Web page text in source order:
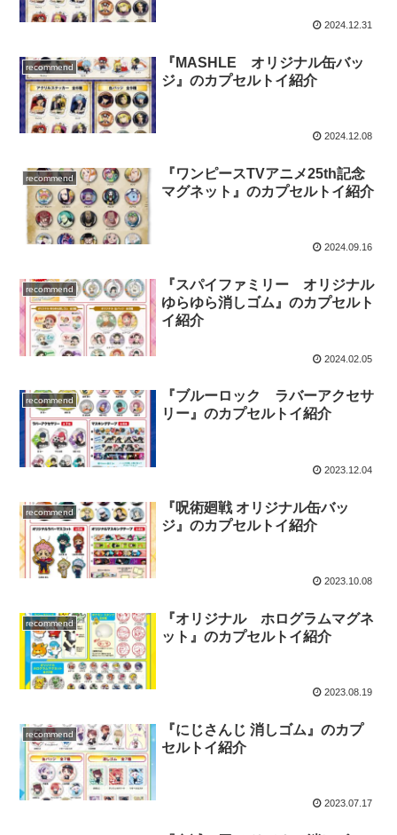
2024.12.31
recommend
『MASHLE オリジナル缶バッ
ジ』のカプセルトイ紹介
2024.12.08
recommend
『ワンピースTVアニメ25th記念
マグネット』のカプセルトイ紹介
2024.09.16
recommend
『スパイファミリー オリジナル
ゆらゆら消しゴム』のカプセルト
イ紹介
2024.02.05
recommend
『ブルーロック ラバーアクセサ
リー』のカプセルトイ紹介
2023.12.04
recommend
『呪術廻戦 オリジナル缶バッ
ジ』のカプセルトイ紹介
2023.10.08
recommend
『オリジナル ホログラムマグネ
ット』のカプセルトイ紹介
2023.08.19
recommend
『にじさんじ 消しゴム』のカプ
セルトイ紹介
2023.07.17